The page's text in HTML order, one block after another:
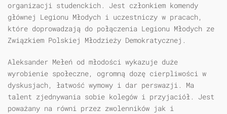
organizacji studenckich. Jest członkiem komendy
głównej Legionu Młodych i uczestniczy w pracach,
które doprowadzają do połączenia Legionu Młodych ze
Związkiem Polskiej Młodzieży Demokratycznej.
Aleksander Mełeń od młodości wykazuje duże
wyrobienie społeczne, ogromną dozę cierpliwości w
dyskusjach, łatwość wymowy i dar perswazji. Ma
talent zjednywania sobie kolegów i przyjaciół. Jest
poważany na równi przez zwolenników jak i